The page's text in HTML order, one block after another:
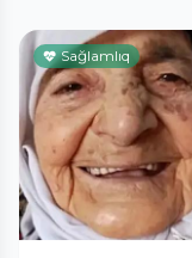
Sağlamlıq